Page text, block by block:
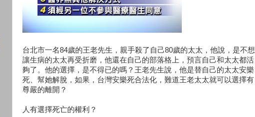
台北市一名84歲的王老先生，親手殺了自己80歲的太太，他說，是不想
讓生病的太太再受折磨，他還在自己的部落格上，預言自己和太太都活
夠了。他的選擇，是不得已的嗎？王老先生說，他是替自己的太太安樂
死、幫她解脫，如果，台灣安樂死合法化，難道王老太太就可以選擇有
尊嚴的離開？
人有選擇死亡的權利？